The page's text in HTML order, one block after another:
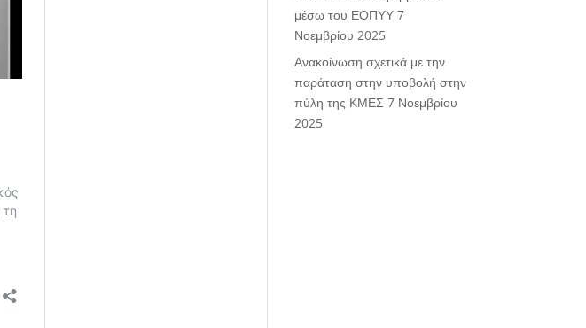
μέσω του ΕΟΠΥΥ 7
Νοεμβρίου 2025
Ανακοίνωση σχετικά με την
παράταση στην υποβολή στην
πύλη της ΚΜΕΣ 7 Νοεμβρίου
2025